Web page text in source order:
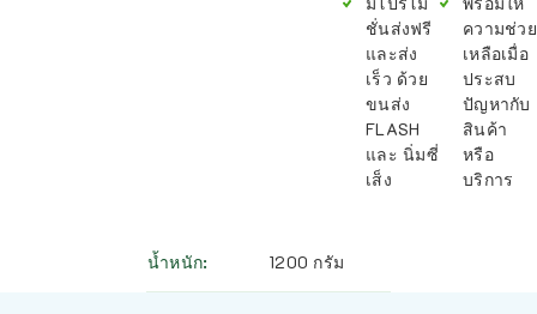
ชั่นส่งฟรี
และส่ง
เร็ว ด้วย
ขนส่ง
FLASH
และ นิ่มซี่
เส็ง
ความช่วย
เหลือเมื่อ
ประสบ
ปัญหากับ
สินค้า
หรือ
บริการ
น้ำหนัก 1200 กรัม